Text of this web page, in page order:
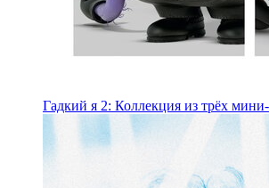
Гадкий я 2: Коллекция из трёх